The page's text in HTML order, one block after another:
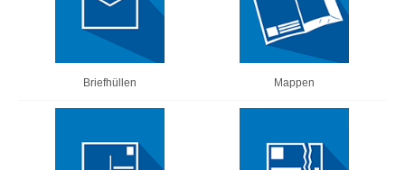
Briefhüllen Mappen